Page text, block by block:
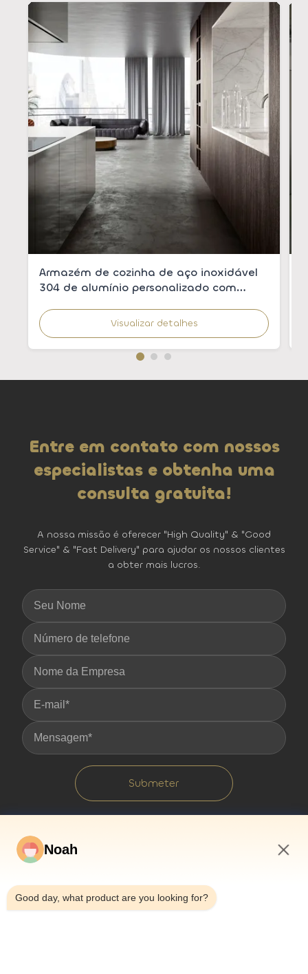
Armazém de cozinha de aço inoxidável
304 de alumínio personalizado com
modernas
Visualizar detalhes
Entre em contato com nossos
especialistas e obtenha uma
consulta gratuita!
A nossa missão é oferecer "High Quality" & "Good
Service" & "Fast Delivery" para ajudar os nossos clientes
a obter mais lucros.
Submeter
Noah
Good day, what product are you looking for?